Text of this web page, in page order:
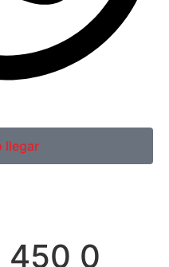
llegar
450 0